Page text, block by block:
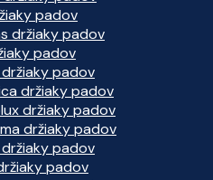
padov
držiaky padov
padov
padov
držiaky padov
držiaky padov
držiaky padov
padov
padov